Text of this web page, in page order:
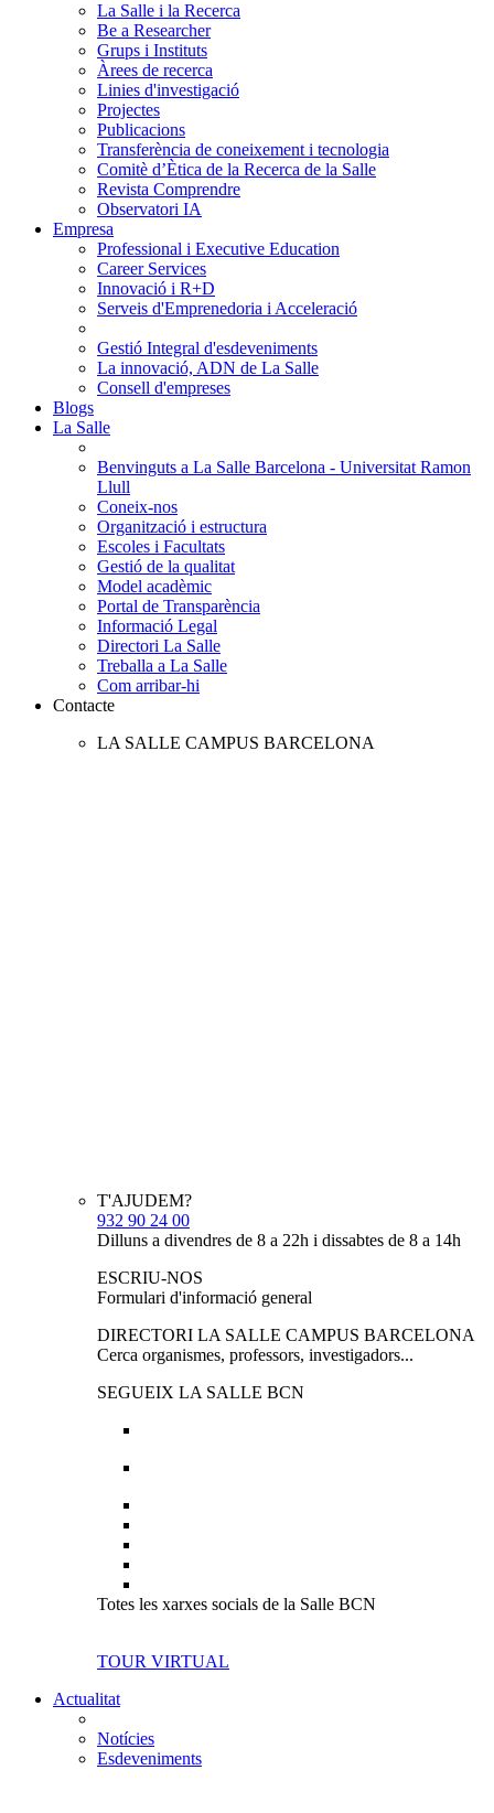
La Salle i la Recerca
Be a Researcher
Grups i Instituts
Àrees de recerca
Linies d'investigació
Projectes
Publicacions
Transferència de coneixement i tecnologia
Comitè d’Ètica de la Recerca de la Salle
Revista Comprendre
Observatori IA
Empresa
Professional i Executive Education
Career Services
Innovació i R+D
Serveis d'Emprenedoria i Acceleració
Gestió Integral d'esdeveniments
La innovació, ADN de La Salle
Consell d'empreses
Blogs
La Salle
Benvinguts a La Salle Barcelona - Universitat Ramon
Llull
Coneix-nos
Organització i estructura
Escoles i Facultats
Gestió de la qualitat
Model acadèmic
Portal de Transparència
Informació Legal
Directori La Salle
Treballa a La Salle
Com arribar-hi
Contacte
LA SALLE CAMPUS BARCELONA
T'AJUDEM?
932 90 24 00
Dilluns a divendres de 8 a 22h i dissabtes de 8 a 14h
ESCRIU-NOS
Formulari d'informació general
DIRECTORI LA SALLE CAMPUS BARCELONA
Cerca organismes, professors, investigadors...
SEGUEIX LA SALLE BCN
Totes les xarxes socials de la Salle BCN
TOUR VIRTUAL
Actualitat
Notícies
Esdeveniments